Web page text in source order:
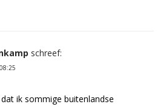
schreef:
ik sommige buitenlandse